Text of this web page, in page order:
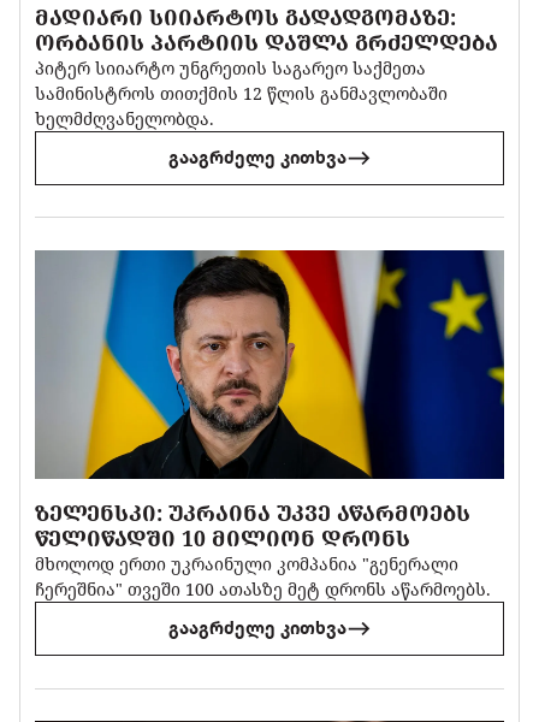
ᲛᲐᲓᲘᲐᲠᲘ ᲡᲘᲘᲐᲠᲢᲝᲡ ᲒᲐᲓᲐᲓᲒᲝᲛᲐᲖᲔ:
ᲝᲠᲑᲐᲜᲘᲡ ᲞᲐᲠᲢᲘᲘᲡ ᲓᲐᲨᲚᲐ ᲒᲠᲫᲔᲚᲓᲔᲑᲐ
პიტერ სიიარტო უნგრეთის საგარეო საქმეთა
სამინისტროს თითქმის 12 წლის განმავლობაში
ხელმძღვანელობდა.
გააგრძელე კითხვა
ᲖᲔᲚᲔᲜᲡᲙᲘ: ᲣᲙᲠᲐᲘᲜᲐ ᲣᲙᲕᲔ ᲐᲬᲐᲠᲛᲝᲔᲑᲡ
ᲬᲔᲚᲘᲬᲐᲓᲨᲘ 10 ᲛᲘᲚᲘᲝᲜ ᲓᲠᲝᲜᲡ
მხოლოდ ერთი უკრაინული კომპანია "გენერალი
ჩერეშნია" თვეში 100 ათასზე მეტ დრონს აწარმოებს.
გააგრძელე კითხვა